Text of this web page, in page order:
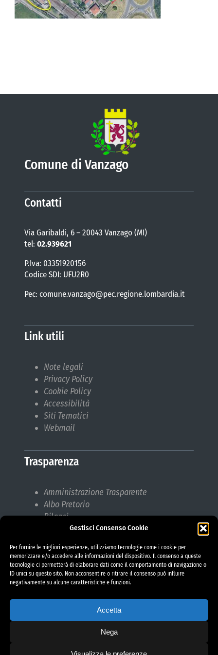
Gestisci Consenso Cookie
Per fornire le migliori esperienze, utilizziamo tecnologie come i cookie per
memorizzare e/o accedere alle informazioni del dispositivo. Il consenso a queste
tecnologie ci permetterà di elaborare dati come il comportamento di navigazione o
ID unici su questo sito. Non acconsentire o ritirare il consenso può influire
negativamente su alcune caratteristiche e funzioni.
Accetta
Nega
Comune di Vanzago
Contatti
Via Garibaldi, 6 – 20043 Vanzago (MI)
tel: 02.939621
P.Iva: 03351920156
Codice SDI: UFU2R0
Pec: comune.vanzago@pec.regione.lombardia.it
Link utili
Note legali
Privacy Policy
Cookie Policy
Accessibilità
Siti Tematici
Webmail
Trasparenza
Amministrazione Trasparente
Albo Pretorio
Bilanci
Bandi di gara
Responsabile protezione dati (RPD)